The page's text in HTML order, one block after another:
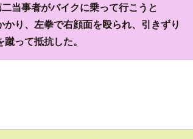
当事者がバイクに乗って行こうと
り、左拳で右顔面を殴られ、引きずり
って抵抗した。